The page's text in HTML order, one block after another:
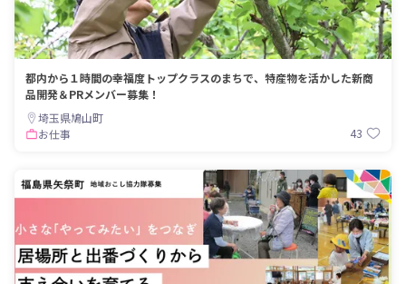
都内から１時間の幸福度トップクラスのまちで、特産物を活かした新商
品開発＆PRメンバー募集！
埼玉県鳩山町
お仕事
43